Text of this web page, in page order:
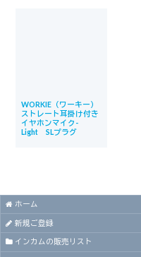
WORKIE（ワーキー）
ストレート耳掛け付き
イヤホンマイク-
Light SLプラグ
ホーム
新規ご登録
インカムの販売リスト